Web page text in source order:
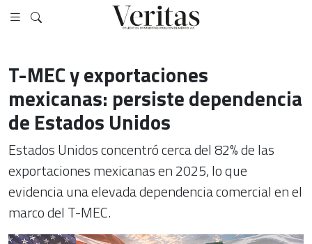
T-MEC y exportaciones
mexicanas: persiste dependencia
de Estados Unidos
Estados Unidos concentró cerca del 82% de las
exportaciones mexicanas en 2025, lo que
evidencia una elevada dependencia comercial en el
marco del T-MEC.